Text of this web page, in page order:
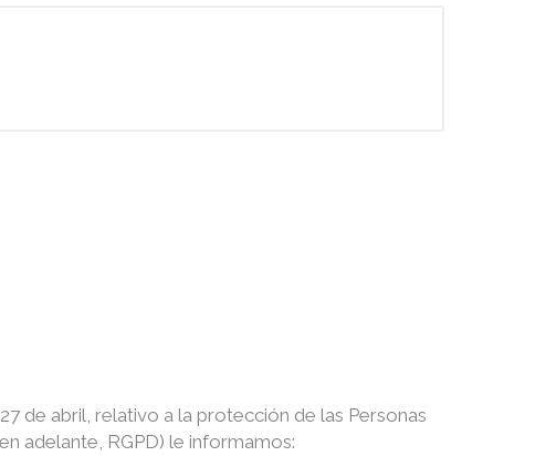
de abril, relativo a la protección de las Personas
adelante, RGPD) le informamos: